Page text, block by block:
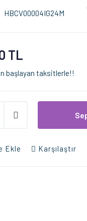
HBCV00004IG24M
TL
başlayan taksitlerle!!
Ekle Karşılaştır